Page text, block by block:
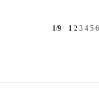
1/9 1 2 3 4 5 6